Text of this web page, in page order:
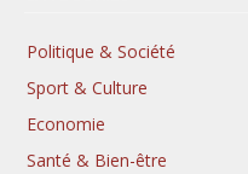
Politique & Société
Sport & Culture
Economie
Santé & Bien-être